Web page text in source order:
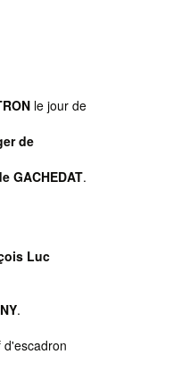
le jour de
de
GACHEDAT.
Luc
.
d'escadron